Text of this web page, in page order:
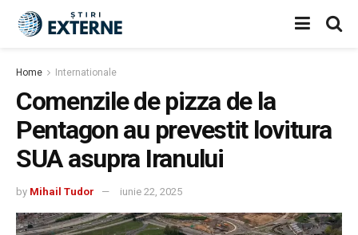
Home Internationale
Comenzile de pizza de la
Pentagon au prevestit lovitura
SUA asupra Iranului
by Mihail Tudor iunie 22, 2025